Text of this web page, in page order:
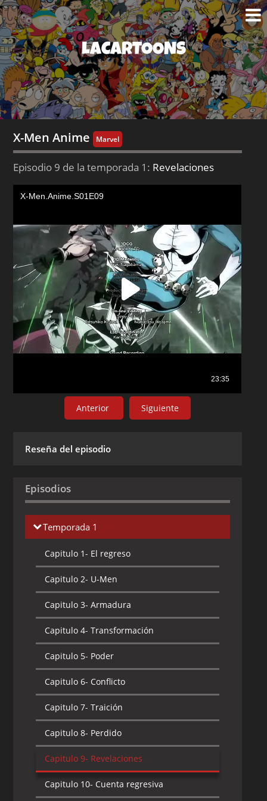
LACARTOONS
X-Men Anime Marvel
Episodio 9 de la temporada 1: Revelaciones
Anterior Siguiente
Reseña del episodio
Episodios
Temporada 1
Capitulo 1- El regreso
Capitulo 2- U-Men
Capitulo 3- Armadura
Capitulo 4- Transformación
Capitulo 5- Poder
Capitulo 6- Conflicto
Capitulo 7- Traición
Capitulo 8- Perdido
Capitulo 9- Revelaciones
Capitulo 10- Cuenta regresiva